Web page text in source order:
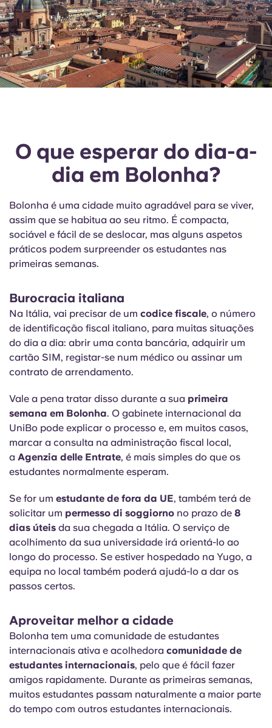
O que esperar do dia-a-
dia em Bolonha?
Bolonha é uma cidade muito agradável para se viver,
assim que se habitua ao seu ritmo. É compacta,
sociável e fácil de se deslocar, mas alguns aspetos
práticos podem surpreender os estudantes nas
primeiras semanas.
Burocracia italiana
Na Itália, vai precisar de um codice fiscale, o número
de identificação fiscal italiano, para muitas situações
do dia a dia: abrir uma conta bancária, adquirir um
cartão SIM, registar-se num médico ou assinar um
contrato de arrendamento.
Vale a pena tratar disso durante a sua primeira
semana em Bolonha. O gabinete internacional da
UniBo pode explicar o processo e, em muitos casos,
marcar a consulta na administração fiscal local,
a Agenzia delle Entrate, é mais simples do que os
estudantes normalmente esperam.
Se for um estudante de fora da UE, também terá de
solicitar um permesso di soggiorno no prazo de 8
dias úteis da sua chegada a Itália. O serviço de
acolhimento da sua universidade irá orientá-lo ao
longo do processo. Se estiver hospedado na Yugo, a
equipa no local também poderá ajudá-lo a dar os
passos certos.
Aproveitar melhor a cidade
Bolonha tem uma comunidade de estudantes
internacionais ativa e acolhedora comunidade de
estudantes internacionais, pelo que é fácil fazer
amigos rapidamente. Durante as primeiras semanas,
muitos estudantes passam naturalmente a maior parte
do tempo com outros estudantes internacionais.